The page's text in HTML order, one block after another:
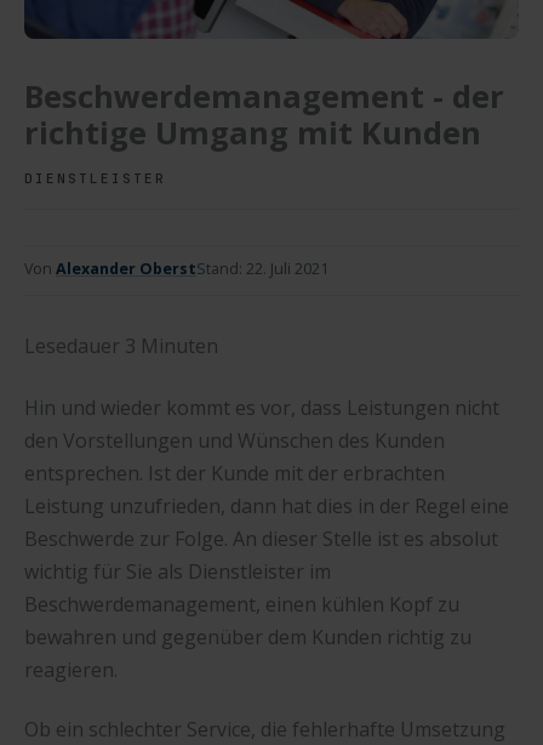
Beschwerdemanagement - der
richtige Umgang mit Kunden
DIENSTLEISTER
Von Alexander OberstStand: 22. Juli 2021
Lesedauer 3 Minuten
Hin und wieder kommt es vor, dass Leistungen nicht
den Vorstellungen und Wünschen des Kunden
entsprechen. Ist der Kunde mit der erbrachten
Leistung unzufrieden, dann hat dies in der Regel eine
Beschwerde zur Folge. An dieser Stelle ist es absolut
wichtig für Sie als Dienstleister im
Beschwerdemanagement, einen kühlen Kopf zu
bewahren und gegenüber dem Kunden richtig zu
reagieren.
Ob ein schlechter Service, die fehlerhafte Umsetzung